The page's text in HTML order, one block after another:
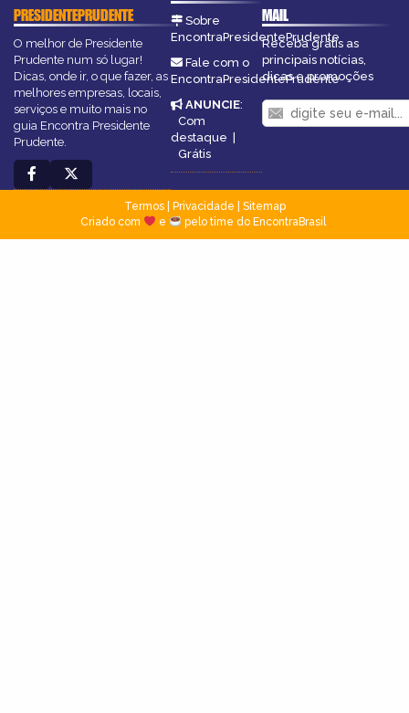
PRESIDENTEPRUDENTE
O melhor de Presidente
Prudente num só lugar!
Dicas, onde ir, o que fazer, as
melhores empresas, locais,
serviços e muito mais no
guia Encontra Presidente
Prudente.
Sobre
EncontraPresidentePrudente
Fale com o
EncontraPresidentePrudente
ANUNCIE:
Com
destaque
Grátis
MAIL
Receba grátis as
principais notícias,
dicas e promoções
Termos| Privacidade
Sitemap
Criado com
e pelo time do EncontraBrasil